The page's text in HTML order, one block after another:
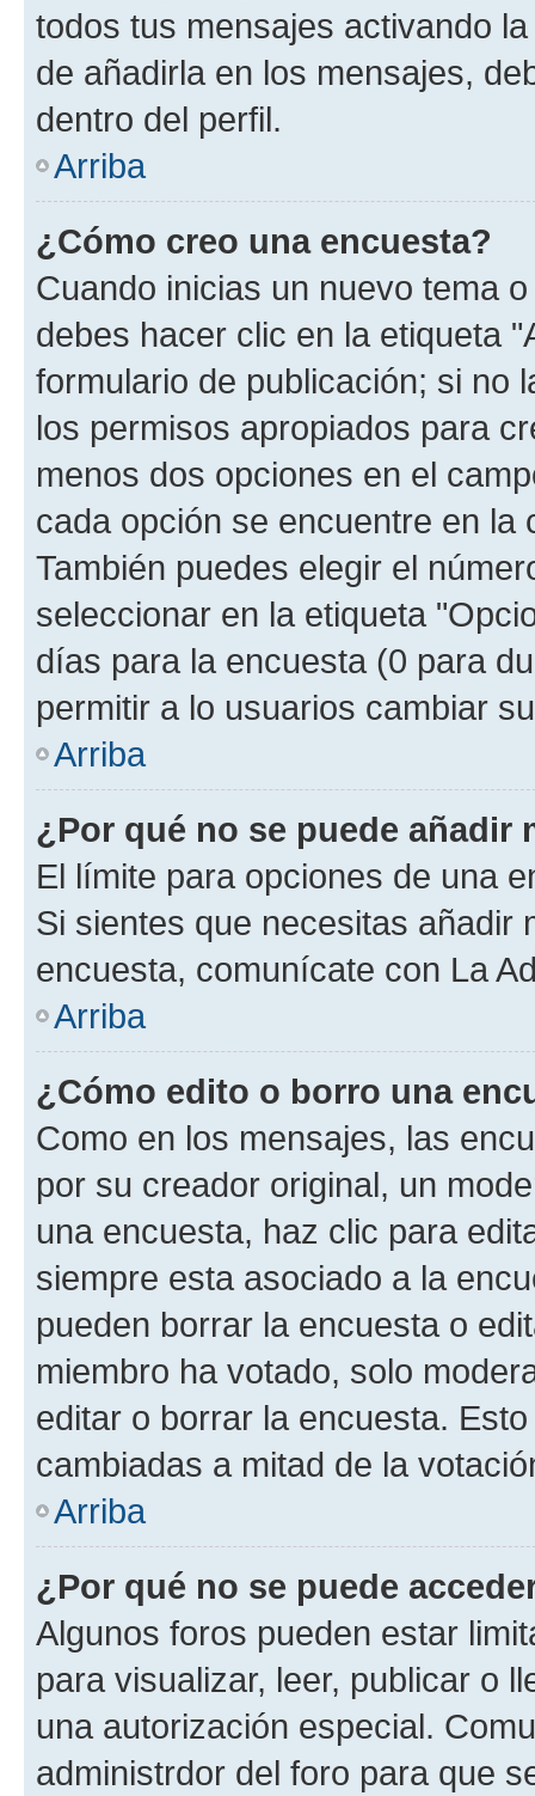
todos tus mensajes activando
de añadirla en los mensajes,
dentro del perfil.
Arriba
¿Cómo creo una encuesta?
Cuando inicias un nuevo tema
debes hacer clic en la etiqueta
formulario de publicación; si no
los permisos apropiados para
menos dos opciones en el
cada opción se encuentre en
También puedes elegir el
seleccionar en la etiqueta
días para la encuesta (0 para
permitir a lo usuarios cambiar
Arriba
¿Por qué no se puede añadir
El límite para opciones de una
Si sientes que necesitas añadir
encuesta, comunícate con La
Arriba
¿Cómo edito o borro una
Como en los mensajes, las
por su creador original, un
una encuesta, haz clic para
siempre esta asociado a la
pueden borrar la encuesta o
miembro ha votado, solo
editar o borrar la encuesta.
cambiadas a mitad de la
Arriba
¿Por qué no se puede
Algunos foros pueden estar
para visualizar, leer, publicar o
una autorización especial.
administrdor del foro para que